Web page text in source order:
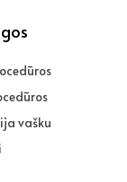
vašku